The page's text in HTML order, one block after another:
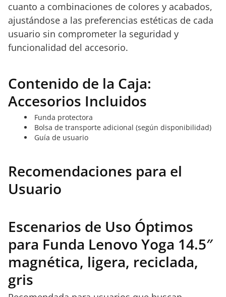
cuanto a combinaciones de colores y acabados,
ajustándose a las preferencias estéticas de cada
usuario sin comprometer la seguridad y
funcionalidad del accesorio.
Contenido de la Caja:
Accesorios Incluidos
Funda protectora
Bolsa de transporte adicional (según disponibilidad)
Guía de usuario
Recomendaciones para el
Usuario
Escenarios de Uso Óptimos
para Funda Lenovo Yoga 14.5″
magnética, ligera, reciclada,
gris